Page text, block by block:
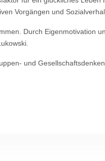
Vorgängen und
Durch Eigenmotivation
und Gesellschaftsdenken